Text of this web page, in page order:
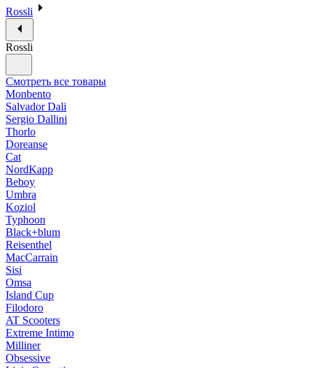
Rossli
Rossli
Смотреть все товары
Monbento
Salvador Dali
Sergio Dallini
Thorlo
Doreanse
Cat
NordKapp
Beboy
Umbra
Koziol
Typhoon
Black+blum
Reisenthel
MacCarrain
Sisi
Omsa
Island Cup
Filodoro
AT Scooters
Extreme Intimo
Milliner
Obsessive